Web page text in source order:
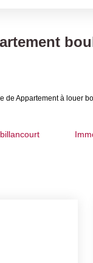
de Appartement à louer